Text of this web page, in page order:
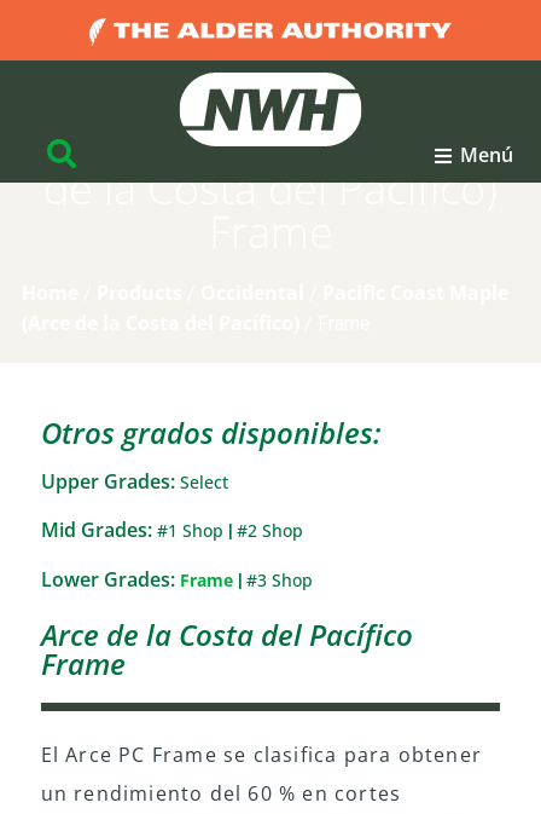
Menú
Pacific Coast Maple (Arce
de la Costa del Pacífico)
Otros grados disponibles:
Upper Grades: Select
Mid Grades: #1 Shop #2 Shop
Lower Grades: Frame #3 Shop
Arce de la Costa del Pacífico
Frame
El Arce PC Frame se clasifica para obtener
un rendimiento del 60 % en cortes